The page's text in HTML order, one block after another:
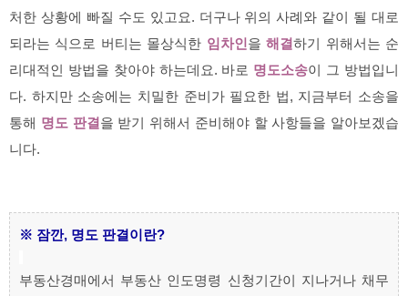
처한 상황에 빠질 수도 있고요. 더구나 위의 사례와 같이 될 대로
되라는 식으로 버티는 몰상식한 임차인을해결하기 위해서는 순
리대적인 방법을 찾아야 하는데요. 바로 명도소송이 그 방법입니
다. 하지만 소송에는 치밀한 준비가 필요한 법, 지금부터 소송을
통해 명도 판결을 받기 위해서 준비해야 할 사항들을 알아보겠습
니다.
※ 잠깐, 명도 판결이란?
부동산경매에서 부동산 인도명령 신청기간이 지나거나 채무